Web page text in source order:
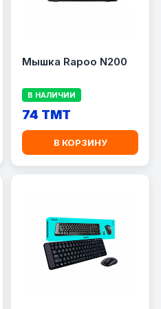
Мышка Rapoo N200
В НАЛИЧИИ
74 TMT
В КОРЗИНУ